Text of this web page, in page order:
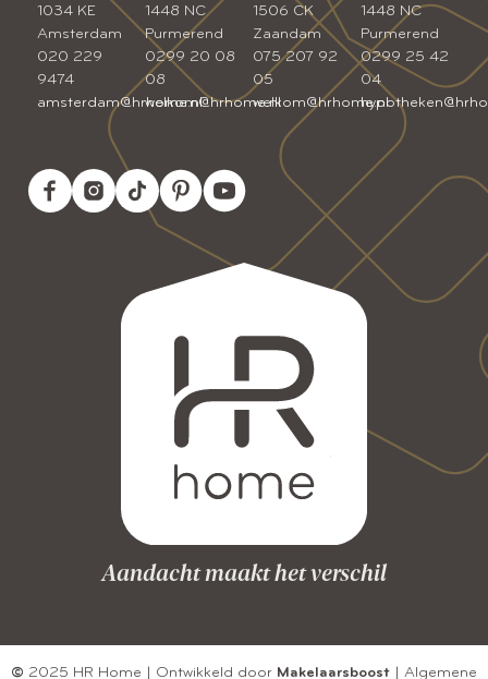
1034 KE
Amsterdam
020 229
9474
amsterdam@hrhome.nl
1448 NC
Purmerend
0299 20 08
08
welkom@hrhome.nl
1506 CK
Zaandam
075 207 92
05
welkom@hrhome.nl
1448 NC
Purmerend
0299 25 42
04
Aandacht maakt het verschil
© 2025 HR Home | Ontwikkeld door Makelaarsboost | Algemene